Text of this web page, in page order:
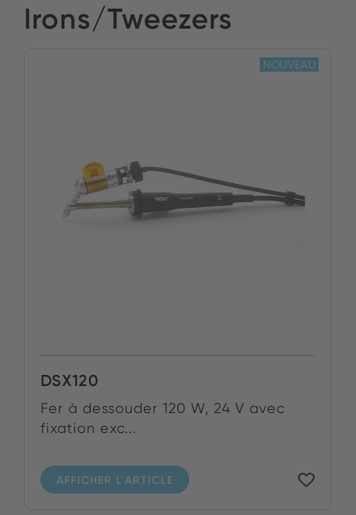
Irons/Tweezers
DSX120
Fer à dessouder 120 W, 24 V avec
fixation exc...
AFFICHER L'ARTICLE
NOUVEAU